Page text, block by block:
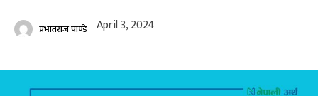
प्रभातराज पाण्डे April 3, 2024